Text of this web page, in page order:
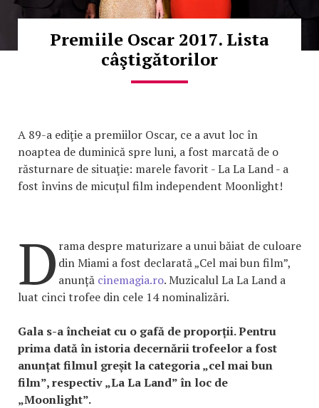
Premiile Oscar 2017. Lista
câştigătorilor
A 89-a ediţie a premiilor Oscar, ce a avut loc în
noaptea de duminică spre luni, a fost marcată de o
răsturnare de situaţie: marele favorit - La La Land - a
fost învins de micuțul film independent Moonlight!
D rama despre maturizare a unui băiat de culoare
din Miami a fost declarată „Cel mai bun film”,
anunță cinemagia.ro. Muzicalul La La Land a
luat cinci trofee din cele 14 nominalizări.
Gala s-a încheiat cu o gafă de proporții. Pentru
prima dată în istoria decernării trofeelor a fost
anunțat filmul greșit la categoria „cel mai bun
film”, respectiv „La La Land” în loc de
„Moonlight”.